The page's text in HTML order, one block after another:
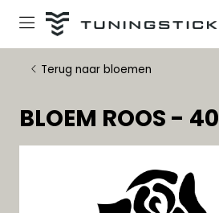
Terug naar bloemen
BLOEM ROOS - 40